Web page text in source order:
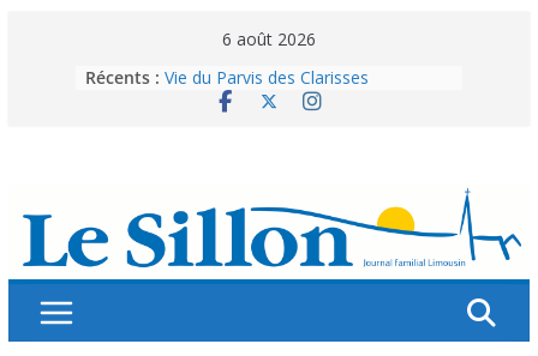
6 août 2026
Récents : Vie du Parvis des Clarisses
La brochure « Des vacances
Splendeurs murales de nos églises
Abonnez-vous ! Réabonnez-vous !